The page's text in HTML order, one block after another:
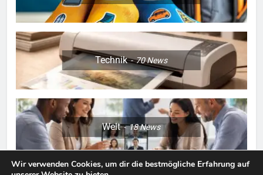
Technik 70News
Welt 18News
Wir verwenden Cookies, um dir die bestmögliche Erfahrung auf